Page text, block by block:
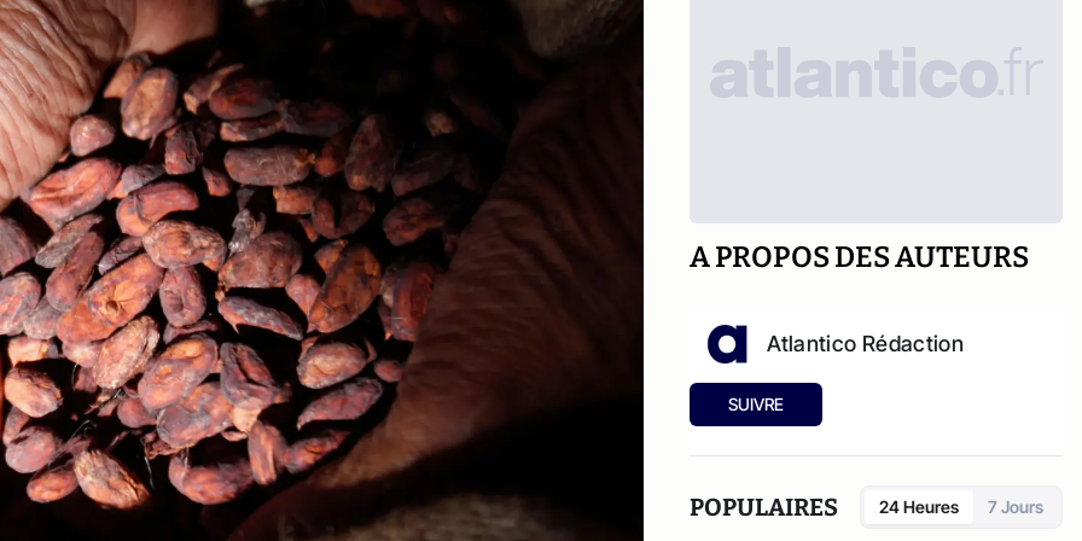
A PROPOS DES AUTEURS
Atlantico Rédaction
SUIVRE
POPULAIRES 24 Heures 7 Jours